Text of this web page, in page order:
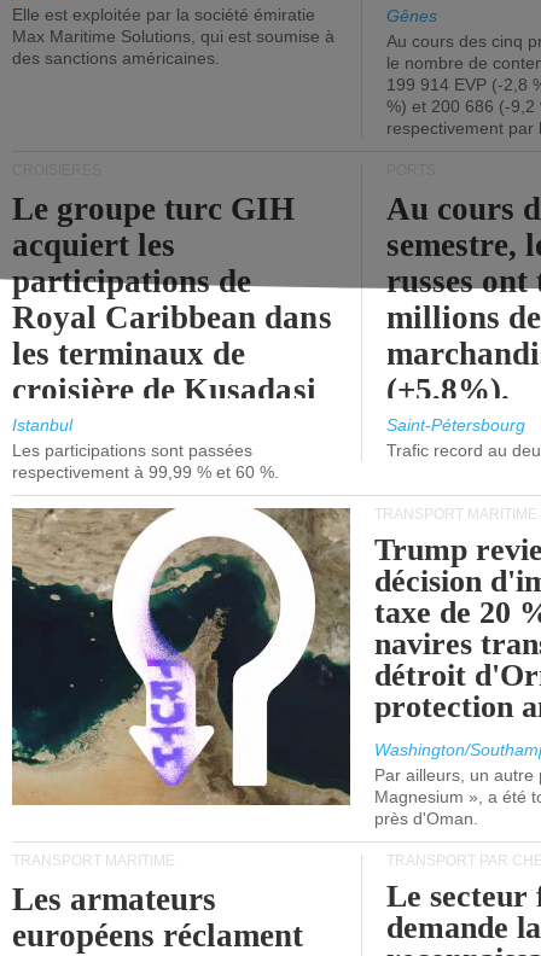
Elle est exploitée par la société émiratie
Max Maritime Solutions, qui est soumise à
des sanctions américaines.
Gênes
Au cours des cinq
le nombre de
199 914 EVP (-2,8
%) et 200 686 (-9,2
respectivement par
Le groupe turc GIH
acquiert les
participations de
Royal Caribbean dans
les terminaux de
croisière de Kusadasi
et de Lisbonne.
Istanbul
Les participations sont passées
respectivement à 99,99 % et 60 %.
Au cours
semestre,
russes
millions
(+5,8%).
Saint-Pétersbourg
Trafic record au
TRANSPORT MARITIME
Trump
décision
taxe de 20
navires
détroit
protection
Washington/
Par ailleurs, un autre
Magnesium », a été
près d'Oman.
TRANSPORT MARITIME
Les armateurs
européens réclament
TRANSPORT PAR
Le
demande la